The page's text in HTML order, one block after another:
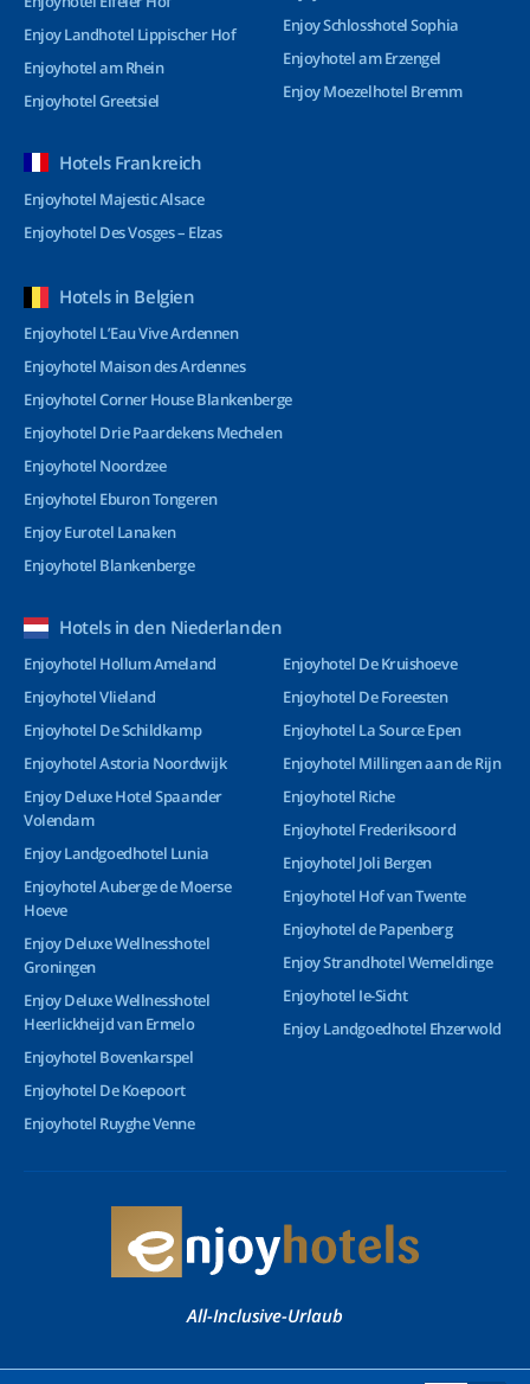
Enjoy Landhotel Lippischer Hof
Enjoyhotel am Rhein
Enjoyhotel Greetsiel
Enjoy Schlosshotel Sophia
Enjoyhotel am Erzengel
Enjoy Moezelhotel Bremm
Hotels Frankreich
Enjoyhotel Majestic Alsace
Enjoyhotel Des Vosges – Elzas
Hotels in Belgien
Enjoyhotel L’Eau Vive Ardennen
Enjoyhotel Maison des Ardennes
Enjoyhotel Corner House Blankenberge
Enjoyhotel Drie Paardekens Mechelen
Enjoyhotel Noordzee
Enjoyhotel Eburon Tongeren
Enjoy Eurotel Lanaken
Enjoyhotel Blankenberge
Hotels in den Niederlanden
Enjoyhotel Hollum Ameland
Enjoyhotel Vlieland
Enjoyhotel De Schildkamp
Enjoyhotel Astoria Noordwijk
Enjoy Deluxe Hotel Spaander
Volendam
Enjoy Landgoedhotel Lunia
Enjoyhotel Auberge de Moerse
Hoeve
Enjoy Deluxe Wellnesshotel
Groningen
Enjoy Deluxe Wellnesshotel
Heerlickheijd van Ermelo
Enjoyhotel Bovenkarspel
Enjoyhotel De Koepoort
Enjoyhotel Ruyghe Venne
Enjoyhotel De Kruishoeve
Enjoyhotel De Foreesten
Enjoyhotel La Source Epen
Enjoyhotel Millingen aan de Rijn
Enjoyhotel Riche
Enjoyhotel Frederiksoord
Enjoyhotel Joli Bergen
Enjoyhotel Hof van Twente
Enjoyhotel de Papenberg
Enjoy Strandhotel Wemeldinge
Enjoyhotel Ie-Sicht
Enjoy Landgoedhotel Ehzerwold
All-Inclusive-Urlaub